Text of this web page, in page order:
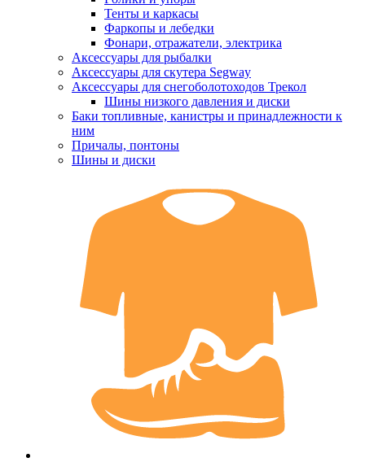
Тенты и каркасы
Фаркопы и лебедки
Фонари, отражатели, электрика
Аксессуары для рыбалки
Аксессуары для скутера Segway
Аксессуары для снегоболотоходов Трекол
Шины низкого давления и диски
Баки топливные, канистры и принадлежности к
ним
Причалы, понтоны
Шины и диски